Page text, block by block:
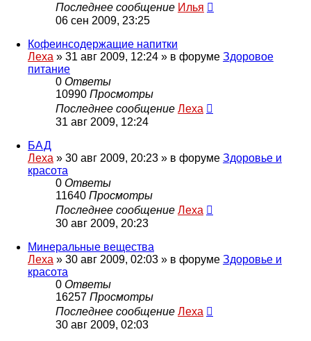
Последнее сообщение Илья
06 сен 2009, 23:25
Кофеинсодержащие напитки
Леха » 31 авг 2009, 12:24 » в форуме Здоровое
питание
0 Ответы
10990 Просмотры
Последнее сообщение Леха
31 авг 2009, 12:24
БАД
Леха » 30 авг 2009, 20:23 » в форуме Здоровье и
красота
0 Ответы
11640 Просмотры
Последнее сообщение Леха
30 авг 2009, 20:23
Минеральные вещества
Леха » 30 авг 2009, 02:03 » в форуме Здоровье и
красота
0 Ответы
16257 Просмотры
Последнее сообщение Леха
30 авг 2009, 02:03